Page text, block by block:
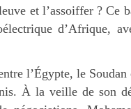
et l’assoiffer ? Ce
d’Afrique,
l’Égypte, le
À la veille de son